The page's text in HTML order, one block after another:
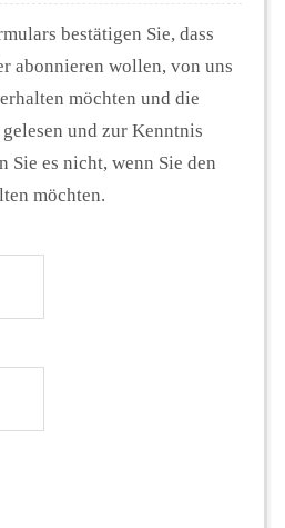
bestätigen Sie, dass
abonnieren wollen, von uns
möchten und die
und zur Kenntnis
Sie es nicht, wenn Sie den
möchten.